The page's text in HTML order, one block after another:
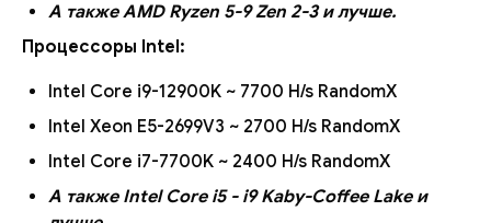
А также AMD Ryzen 5-9 Zen 2-3 и лучше.
Процессоры Intel:
Intel Core i9-12900K ~ 7700 H/s RandomX
Intel Xeon E5-2699V3 ~ 2700 H/s RandomX
Intel Core i7-7700K ~ 2400 H/s RandomX
А также Intel Core i5 - i9 Kaby-Coffee Lake и